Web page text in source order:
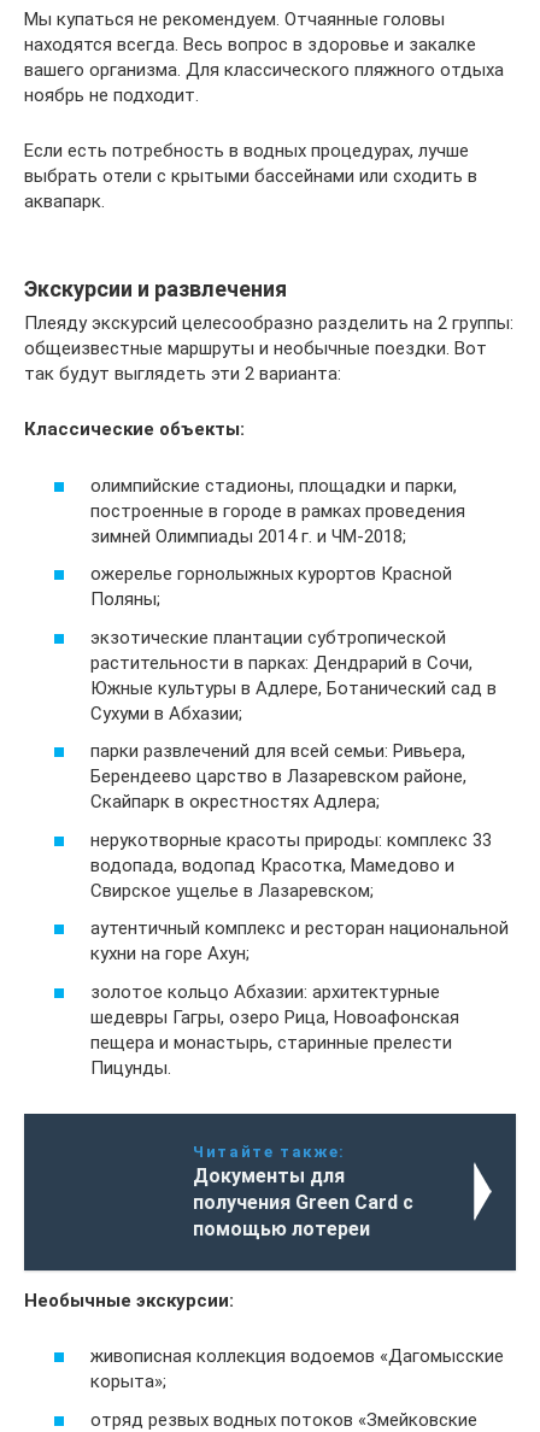
Мы купаться не рекомендуем. Отчаянные головы
находятся всегда. Весь вопрос в здоровье и закалке
вашего организма. Для классического пляжного отдыха
ноябрь не подходит.
Если есть потребность в водных процедурах, лучше
выбрать отели с крытыми бассейнами или сходить в
аквапарк.
Экскурсии и развлечения
Плеяду экскурсий целесообразно разделить на 2 группы:
общеизвестные маршруты и необычные поездки. Вот
так будут выглядеть эти 2 варианта:
Классические объекты:
олимпийские стадионы, площадки и парки,
построенные в городе в рамках проведения
зимней Олимпиады 2014 г. и ЧМ-2018;
ожерелье горнолыжных курортов Красной
Поляны;
экзотические плантации субтропической
растительности в парках: Дендрарий в Сочи,
Южные культуры в Адлере, Ботанический сад в
Сухуми в Абхазии;
парки развлечений для всей семьи: Ривьера,
Берендеево царство в Лазаревском районе,
Скайпарк в окрестностях Адлера;
нерукотворные красоты природы: комплекс 33
водопада, водопад Красотка, Мамедово и
Свирское ущелье в Лазаревском;
аутентичный комплекс и ресторан национальной
кухни на горе Ахун;
золотое кольцо Абхазии: архитектурные
шедевры Гагры, озеро Рица, Новоафонская
пещера и монастырь, старинные прелести
Пицунды.
Читайте также:
Документы для
получения Green Card с
помощью лотереи
Необычные экскурсии:
живописная коллекция водоемов «Дагомысские
корыта»;
отряд резвых водных потоков «Змейковские